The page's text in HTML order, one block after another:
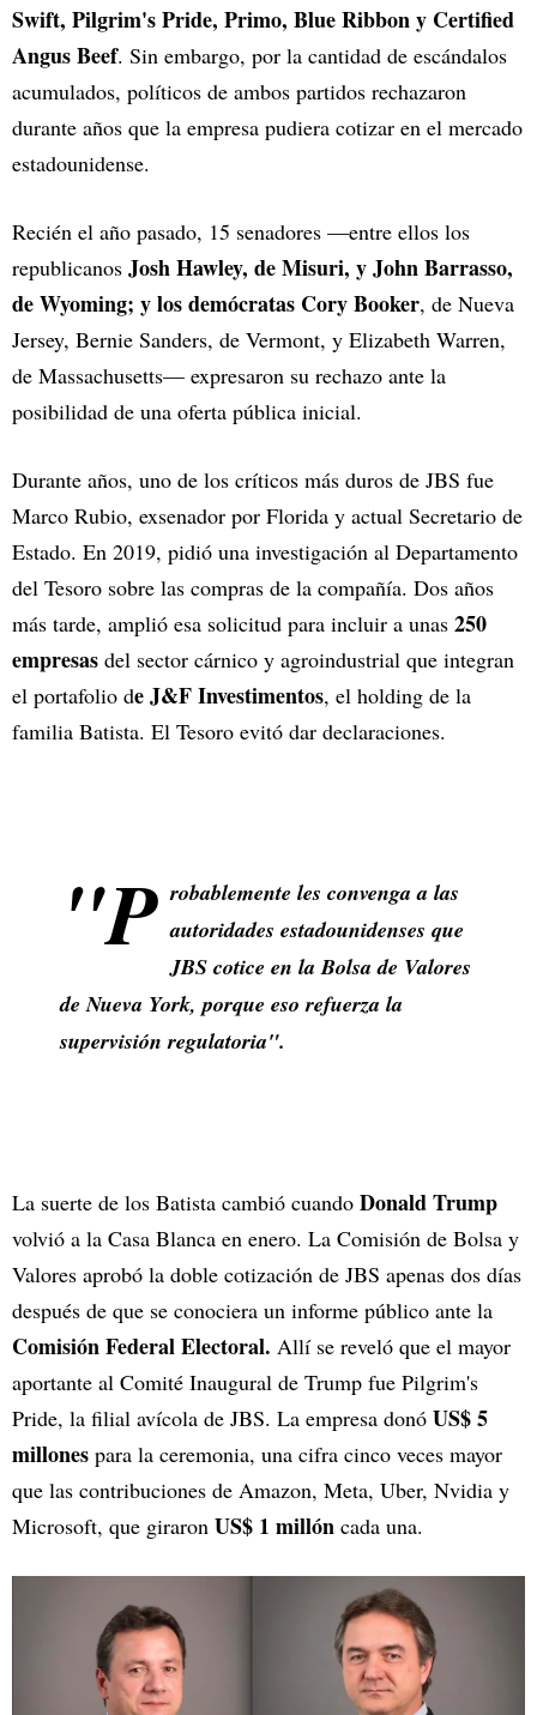
Swift, Pilgrim's Pride, Primo, Blue Ribbon y Certified
Angus Beef. Sin embargo, por la cantidad de escándalos
acumulados, políticos de ambos partidos rechazaron
durante años que la empresa pudiera cotizar en el mercado
estadounidense.
Recién el año pasado, 15 senadores —entre ellos los
republicanos Josh Hawley, de Misuri, y John Barrasso,
de Wyoming; y los demócratas Cory Booker, de Nueva
Jersey, Bernie Sanders, de Vermont, y Elizabeth Warren,
de Massachusetts— expresaron su rechazo ante la
posibilidad de una oferta pública inicial.
Durante años, uno de los críticos más duros de JBS fue
Marco Rubio, exsenador por Florida y actual Secretario de
Estado. En 2019, pidió una investigación al Departamento
del Tesoro sobre las compras de la compañía. Dos años
más tarde, amplió esa solicitud para incluir a unas 250
empresas del sector cárnico y agroindustrial que integran
el portafolio de J&F Investimentos, el holding de la
familia Batista. El Tesoro evitó dar declaraciones.
"P robablemente les convenga a las
autoridades estadounidenses que
JBS cotice en la Bolsa de Valores
de Nueva York, porque eso refuerza la
supervisión regulatoria".
La suerte de los Batista cambió cuando Donald Trump
volvió a la Casa Blanca en enero. La Comisión de Bolsa y
Valores aprobó la doble cotización de JBS apenas dos días
después de que se conociera un informe público ante la
Comisión Federal Electoral. Allí se reveló que el mayor
aportante al Comité Inaugural de Trump fue Pilgrim's
Pride, la filial avícola de JBS. La empresa donó US$ 5
millones para la ceremonia, una cifra cinco veces mayor
que las contribuciones de Amazon, Meta, Uber, Nvidia y
Microsoft, que giraron US$ 1 millón cada una.